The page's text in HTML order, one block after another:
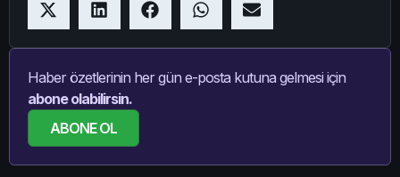
Haber özetlerinin her gün e-posta kutuna gelmesi için
abone olabilirsin.
ABONE OL